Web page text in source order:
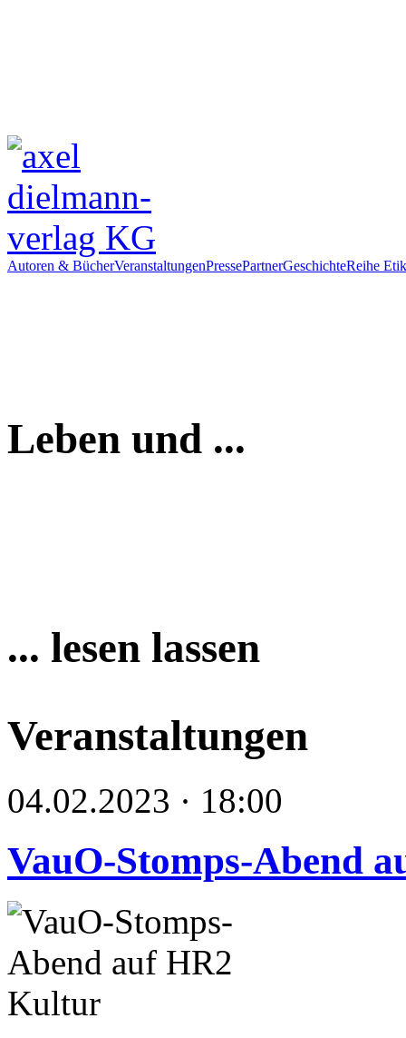
Autoren & BücherVeranstaltungenPressePartnerGeschichteReihe
Leben und ...
... lesen lassen
Veranstaltungen
04.02.2023 · 18:00
VauO-Stomps-Abend